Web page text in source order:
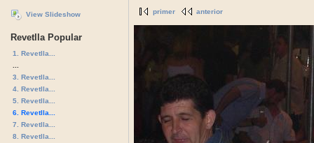
View Slideshow
Revetlla Popular
1. Revetlla...
3. Revetlla...
4. Revetlla...
5. Revetlla...
6. Revetlla...
7. Revetlla...
8. Revetlla...
primer anterior